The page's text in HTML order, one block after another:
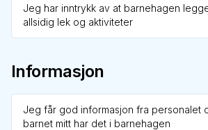
Jeg har inntrykk av at barnehagen
allsidig lek og aktiviteter
Informasjon
Jeg får god informasjon fra personalet
barnet mitt har det i barnehagen